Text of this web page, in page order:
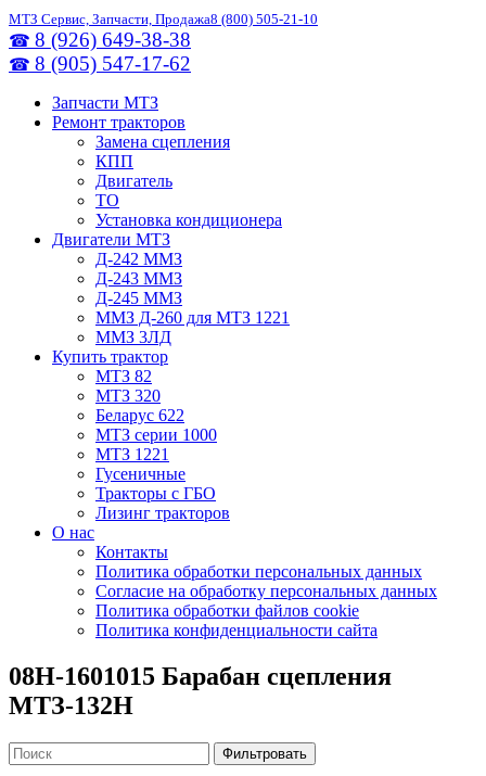
МТЗ Сервис, Запчасти, Продажа8 (800) 505-21-10
☎ 8 (926) 649-38-38
☎ 8 (905) 547-17-62
Запчасти МТЗ
Ремонт тракторов
Замена сцепления
КПП
Двигатель
ТО
Установка кондиционера
Двигатели МТЗ
Д-242 ММЗ
Д-243 ММЗ
Д-245 ММЗ
ММЗ Д-260 для МТЗ 1221
ММЗ 3ЛД
Купить трактор
МТЗ 82
МТЗ 320
Беларус 622
МТЗ серии 1000
МТЗ 1221
Гусеничные
Тракторы с ГБО
Лизинг тракторов
О нас
Контакты
Политика обработки персональных данных
Согласие на обработку персональных данных
Политика обработки файлов cookie
Политика конфиденциальности сайта
08Н-1601015 Барабан сцепления
МТЗ-132Н
Фильтровать